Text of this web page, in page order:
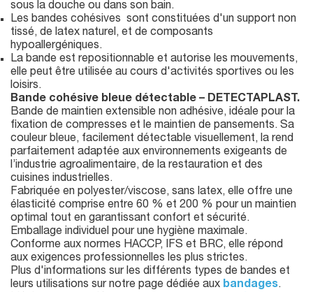
sous la douche ou dans son bain.
Les bandes cohésives sont constituées d'un support non
tissé, de latex naturel, et de composants
hypoallergéniques.
La bande est repositionnable et autorise les mouvements,
elle peut être utilisée au cours d'activités sportives ou les
loisirs.
Bande cohésive bleue détectable – DETECTAPLAST.
Bande de maintien extensible non adhésive, idéale pour la
fixation de compresses et le maintien de pansements. Sa
couleur bleue, facilement détectable visuellement, la rend
parfaitement adaptée aux environnements exigeants de
l’industrie agroalimentaire, de la restauration et des
cuisines industrielles.
Fabriquée en polyester/viscose, sans latex, elle offre une
élasticité comprise entre 60 % et 200 % pour un maintien
optimal tout en garantissant confort et sécurité.
Emballage individuel pour une hygiène maximale.
Conforme aux normes HACCP, IFS et BRC, elle répond
aux exigences professionnelles les plus strictes.
Plus d'informations sur les différents types de bandes et
leurs utilisations sur notre page dédiée aux bandages.